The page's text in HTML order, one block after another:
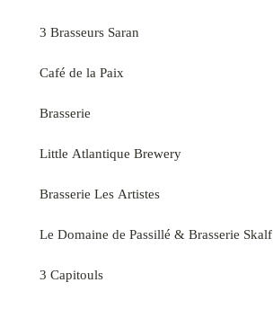
3 Brasseurs Saran
Café de la Paix
Brasserie
Little Atlantique Brewery
Brasserie Les Artistes
Le Domaine de Passillé & Brasserie Skalf
3 Capitouls